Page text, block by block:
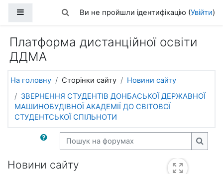
Бокова панельПереключити введення пошуку
Ви не пройшли ідентифікацію (Увійти)
Платформа дистанційної освіти
ДДМА
На головну Сторінки сайту
Новини сайту
ЗВЕРНЕННЯ СТУДЕНТІВ ДОНБАСЬКОЇ ДЕРЖАВНОЇ
МАШИНОБУДІВНОЇ АКАДЕМІЇ ДО СВІТОВОЇ
СТУДЕНТСЬКОЇ СПІЛЬНОТИ
Пошук на форумах
Новини сайту